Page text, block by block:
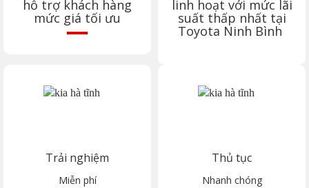
hỗ trợ khách hàng
mức giá tối ưu
linh hoạt với mức lãi
suất thấp nhất tại
Toyota Ninh Bình
Trải nghiệm
Miễn phí
Thủ tục
Nhanh chóng